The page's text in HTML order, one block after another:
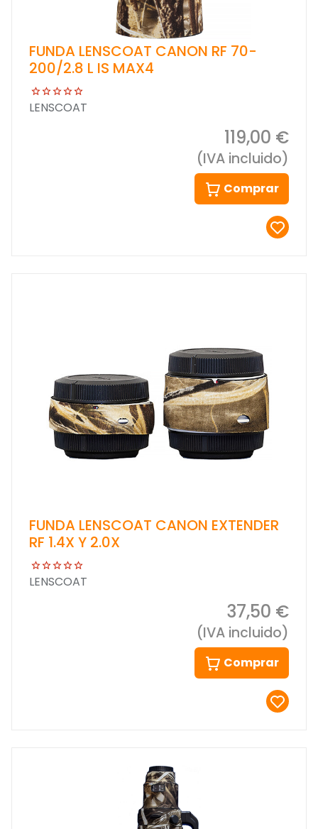
FUNDA LENSCOAT CANON RF 70-
200/2.8 L IS MAX4
LENSCOAT
119,00 €
(IVA incluido)
Comprar
FUNDA LENSCOAT CANON EXTENDER
RF 1.4X Y 2.0X
LENSCOAT
37,50 €
(IVA incluido)
Comprar